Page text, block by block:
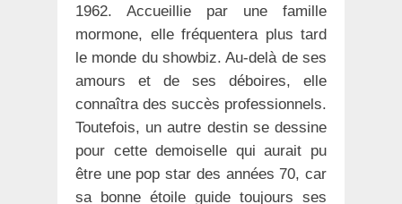
1962. Accueillie par une famille
mormone, elle fréquentera plus tard
le monde du showbiz. Au-delà de ses
amours et de ses déboires, elle
connaîtra des succès professionnels.
Toutefois, un autre destin se dessine
pour cette demoiselle qui aurait pu
être une pop star des années 70, car
sa bonne étoile guide toujours ses